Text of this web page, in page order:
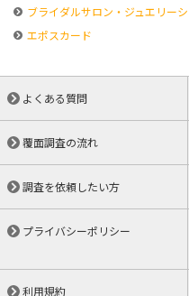
ブライダルサロン・ジュエリー
エポスカード
よくある質問
覆面調査の流れ
調査を依頼したい方
プライバシーポリシー
利用規約